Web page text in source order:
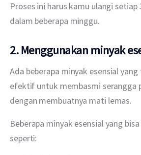
Proses ini harus kamu ulangi setiap
dalam beberapa minggu.
2. Menggunakan minyak
Ada beberapa minyak esensial
efektif untuk membasmi serangga
dengan membuatnya mati lemas.
Beberapa minyak esensial yang
seperti: